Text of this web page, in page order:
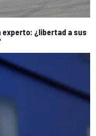
experto: ¿libertad a sus